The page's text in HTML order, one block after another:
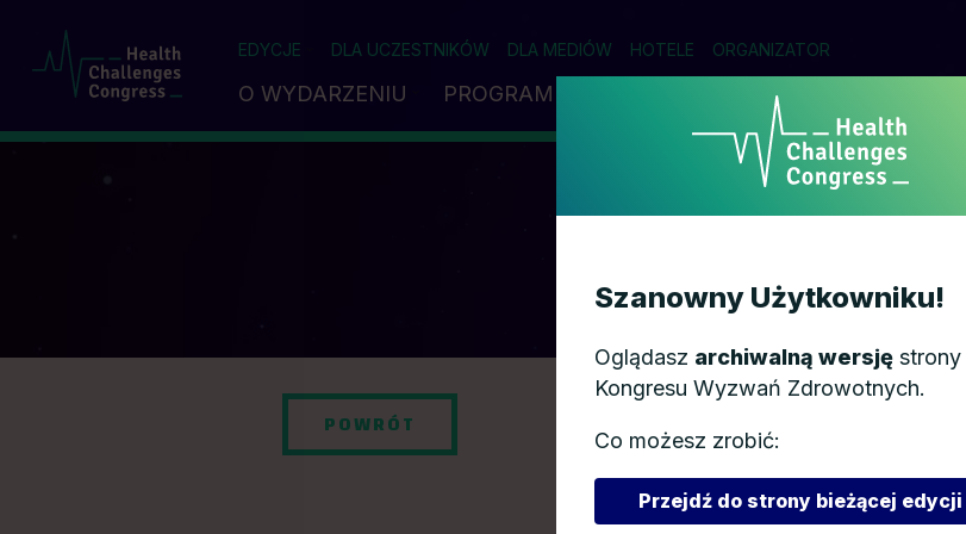
EDYCJE DLA UCZESTNIKÓW DLA MEDIÓW HOTELE ORGANIZATOR
O WYDARZENIU PROGRAM PARTNERZY
AGENDA
POWRÓT
Szanowny Użytkowniku!
Oglądasz archiwalną wersję strony
Kongresu Wyzwań Zdrowotnych.
Co możesz zrobić:
Przejdź do strony bieżącej edycji